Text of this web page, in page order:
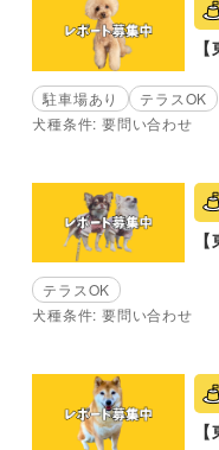
駐車場あり
テラスOK
犬種条件: 要問い合わせ
テラスOK
犬種条件: 要問い合わせ